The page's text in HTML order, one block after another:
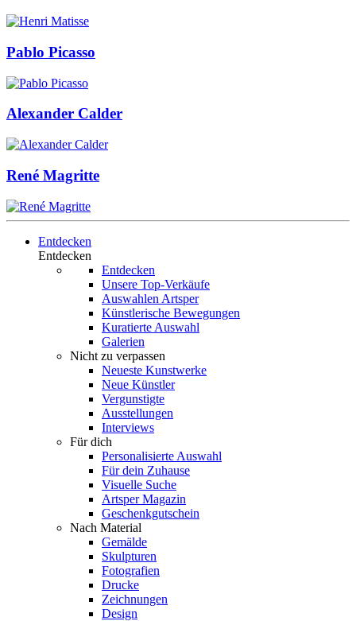
Pablo Picasso
Alexander Calder
René Magritte
Entdecken
Entdecken
Entdecken
Unsere Top-Verkäufe
Auswahlen Artsper
Künstlerische Bewegungen
Kuratierte Auswahl
Galerien
Nicht zu verpassen
Neueste Kunstwerke
Neue Künstler
Vergunstigte
Ausstellungen
Interviews
Für dich
Personalisierte Auswahl
Für dein Zuhause
Visuelle Suche
Artsper Magazin
Geschenkgutschein
Nach Material
Gemälde
Skulpturen
Fotografien
Drucke
Zeichnungen
Design